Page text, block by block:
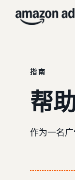
指南
帮
作为一名